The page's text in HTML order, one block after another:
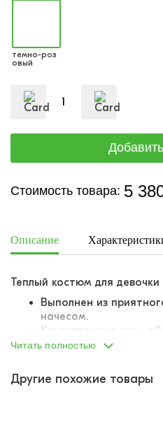
темно-роз
овый
Стоимость товара: 5
Описание
Теплый костюм для девочки
Выполнен из
начесом.
Качественные швы,
Правильные лекала.
деформируется, не
Читать полностью
Другие похожие товары